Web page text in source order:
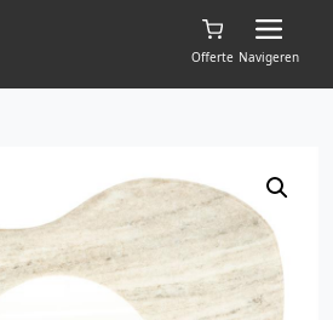
Offerte Navigeren